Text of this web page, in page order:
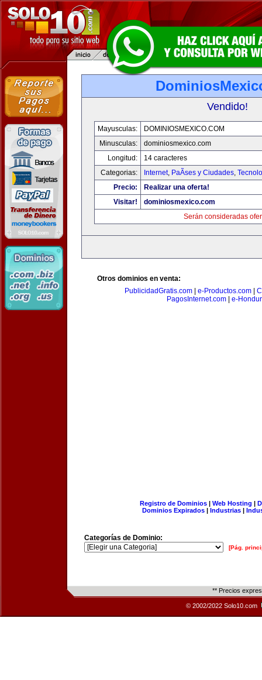
Vendido!
Mayusculas:
DOMINIOSMEXICO.COM
Minusculas:
dominiosmexico.com
Longitud:
14 caracteres
Categorias:
Internet, PaÃ­ses y Ciudades,
Precio:
Realizar una oferta!
Visitar!
dominiosmexico.com
Serán consideradas
Otros dominios en venta:
PublicidadGratis.com
e-Productos.com
PagosInternet.com
e-
Registro de Dominios| Web Hosting |
Dominios Expirados | Industrias |
Categorías de Dominio:
[Pág.
** Precios
© 2002/2022 Solo10.com